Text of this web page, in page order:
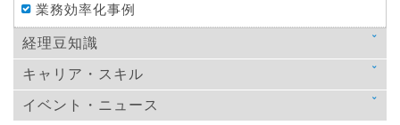
業務効率化事例
経理豆知識
法律
税金
キャリア・スキル
スキルアップ
イベント・ニュース